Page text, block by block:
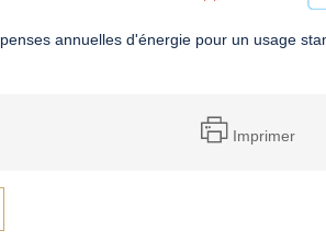
annuelles d'énergie pour un usage
Imprimer